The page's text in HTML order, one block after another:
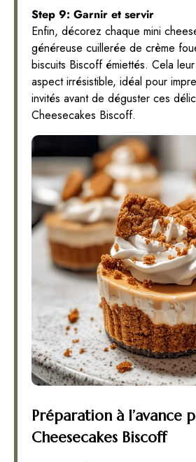
Step 9: Garnir et servir
Enfin, décorez chaque mini
généreuse cuillerée de crème
biscuits Biscoff émiettés. Cela
aspect irrésistible, idéal pour
invités avant de déguster ces
Cheesecakes Biscoff.
Préparation à l’avance
Cheesecakes Biscoff